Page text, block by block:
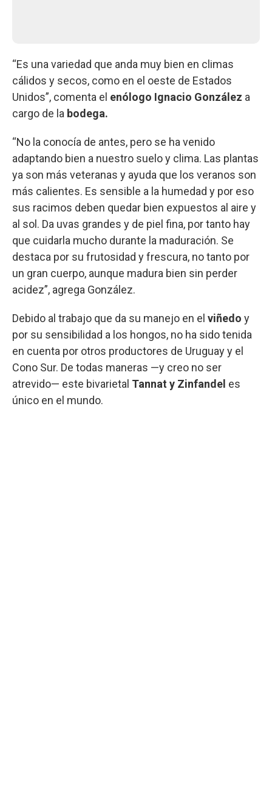
“Es una variedad que anda muy bien en climas
cálidos y secos, como en el oeste de Estados
Unidos”, comenta el enólogo Ignacio González a
cargo de la bodega.
“No la conocía de antes, pero se ha venido
adaptando bien a nuestro suelo y clima. Las plantas
ya son más veteranas y ayuda que los veranos son
más calientes. Es sensible a la humedad y por eso
sus racimos deben quedar bien expuestos al aire y
al sol. Da uvas grandes y de piel fina, por tanto hay
que cuidarla mucho durante la maduración. Se
destaca por su frutosidad y frescura, no tanto por
un gran cuerpo, aunque madura bien sin perder
acidez”, agrega González.
Debido al trabajo que da su manejo en el viñedo y
por su sensibilidad a los hongos, no ha sido tenida
en cuenta por otros productores de Uruguay y el
Cono Sur. De todas maneras —y creo no ser
atrevido— este bivarietal Tannat y Zinfandel es
único en el mundo.